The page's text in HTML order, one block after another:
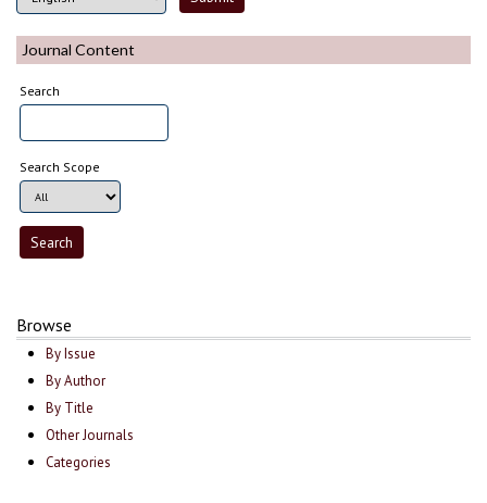
Journal Content
Search
Search Scope
Browse
By Issue
By Author
By Title
Other Journals
Categories